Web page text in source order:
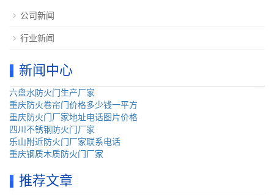
公司新闻
行业新闻
新闻中心
六盘水防火门生产厂家
重庆防火卷帘门价格多少钱一平方
重庆防火门厂家地址电话图片价格
四川不锈钢防火门厂家
乐山附近防火门厂家联系电话
重庆钢质木质防火门厂家
推荐文章